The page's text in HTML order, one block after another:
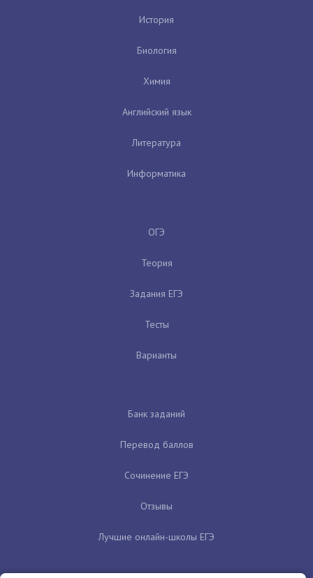
История
Биология
Химия
Английский язык
Литература
Информатика
ОГЭ
Теория
Задания ЕГЭ
Тесты
Варианты
Банк заданий
Перевод баллов
Сочинение ЕГЭ
Отзывы
Лучшие онлайн-школы ЕГЭ